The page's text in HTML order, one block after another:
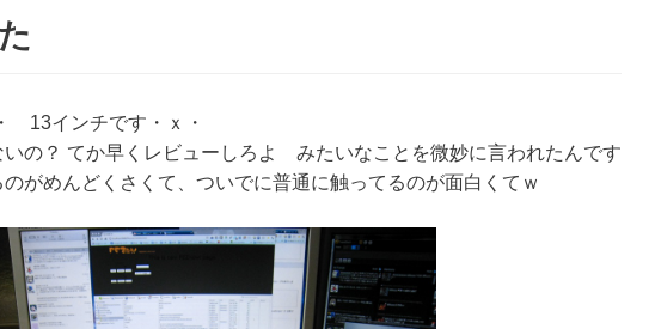
13インチです・ｘ・
いの？ てか早くレビューしろよ みたいなことを微妙に言われたんです
がめんどくさくて、ついでに普通に触ってるのが面白くてｗ